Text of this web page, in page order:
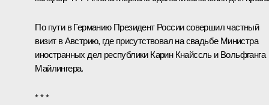
По пути в Германию Президент России совершил частный
визит в Австрию, где присутствовал на свадьбе Министра
иностранных дел республики Карин Кнайссль и Вольфганга
Майлингера.
* * *